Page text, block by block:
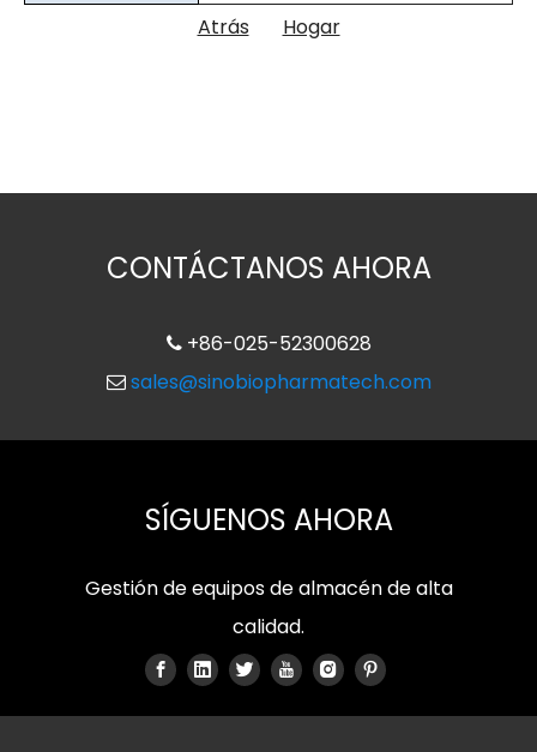
Atrás
Hogar
CONTÁCTANOS AHORA
+86-025-52300628
 sales@sinobiopharmatech.com
SÍGUENOS AHORA
Gestión de equipos de almacén de alta
calidad.